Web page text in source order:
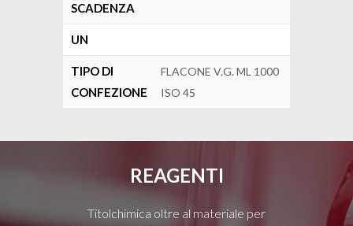
SCADENZA
UN
TIPO DI
CONFEZIONE
FLACONE V.G. ML 1000
ISO 45
REAGENTI
Titolchimica oltre al materiale per